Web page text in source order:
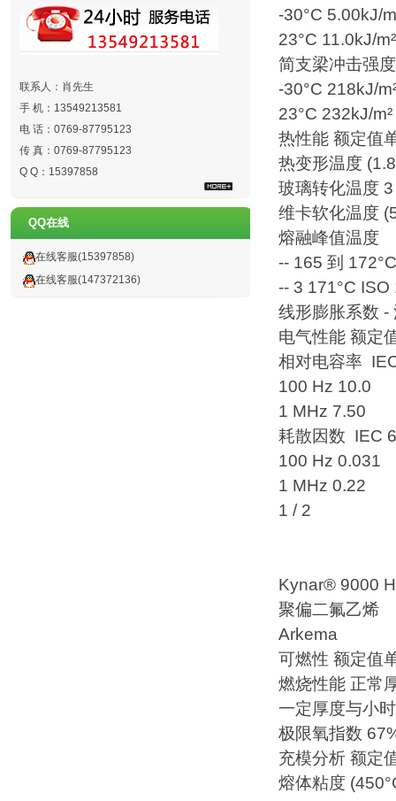
联系人：肖先生
手 机：13549213581
电 话：0769-87795123
传 真：0769-87795123
Q Q：15397858
QQ在线
在线客服(15397858)
在线客服(147372136)
-30°C 5.00kJ/
23°C 11.0kJ/
简支梁冲击强
-30°C 218kJ/
23°C 232kJ/m²
热性能 额定值
热变形温度
玻璃转化温度
维卡软化温度
熔融峰值温度
-- 165 到
-- 3 171°C ISO
线形膨胀系数 -
电气性能 额定
相对电容率
100 Hz 10.0
1 MHz 7.50
耗散因数 IEC
100 Hz 0.031
1 MHz 0.22
1 / 2
Kynar® 9000
聚偏二氟乙烯
Arkema
可燃性 额定值
燃烧性能 正常
一定厚度与小
极限氧指数
充模分析 额定
熔体粘度